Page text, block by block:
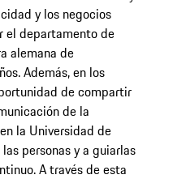
y los negocios
el departamento de
alemana de
Además, en los
de compartir
de la
la Universidad de
personas y a guiarlas
A través de esta